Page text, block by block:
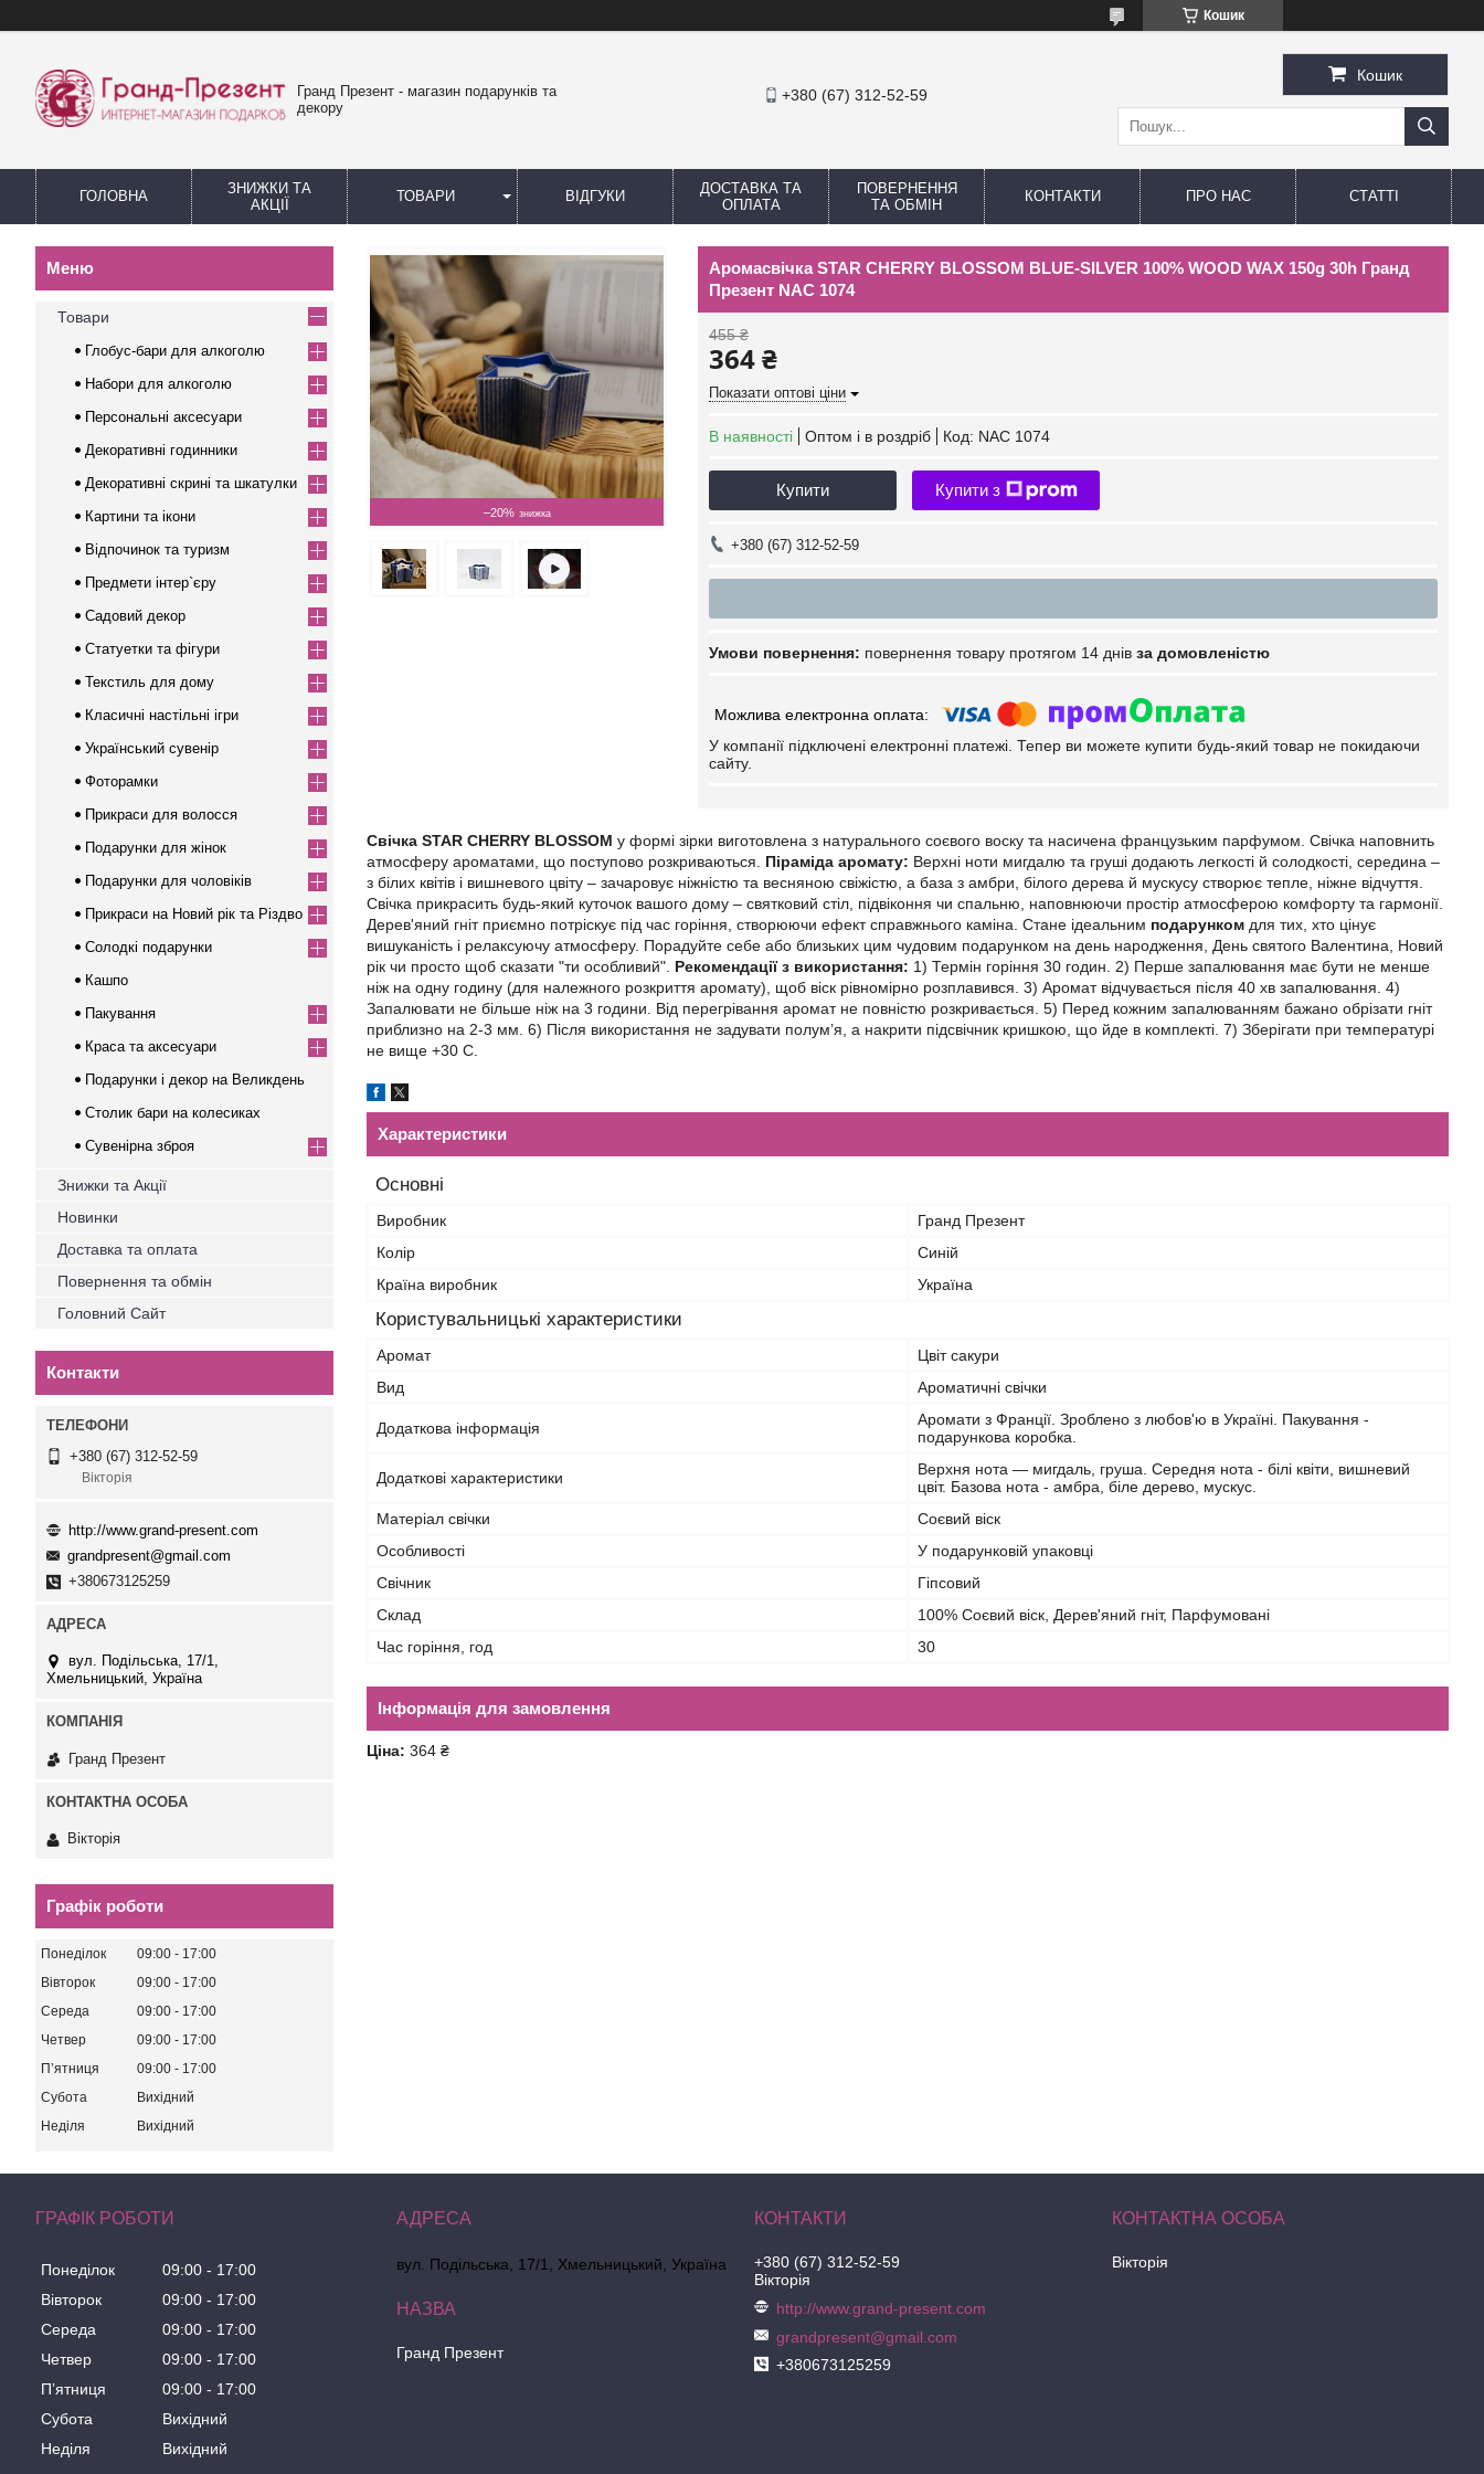
Кошик
Гранд Презент - магазин подарунків та
декору
+380 (67) 312-52-59
Кошик
ГОЛОВНА
ЗНИЖКИ ТА
АКЦІЇ
ТОВАРИ ВІДГУКИ
ДОСТАВКА ТА
ОПЛАТА
ПОВЕРНЕННЯ
ТА ОБМІН
КОНТАКТИ ПРО НАС СТАТТІ
–20%
Аромасвічка STAR CHERRY BLOSSOM BLUE-SILVER 100% WOOD WAX 150g 30h Гранд
Презент NAC 1074
455 ₴
364 ₴
Показати оптові ціни
В наявності Оптом і в роздріб Код: NAC 1074
Купити Купити з
+380 (67) 312-52-59
повернення товару протягом 14 днів за домовленістю
У компанії підключені електронні платежі. Тепер ви можете купити будь-який товар не покидаючи
сайту.
Свічка STAR CHERRY BLOSSOM у формі зірки виготовлена з натурального соєвого воску та насичена французьким парфумом. Свічка наповнить
атмосферу ароматами, що поступово розкриваються. Піраміда аромату: Верхні ноти мигдалю та груші додають легкості й солодкості, середина –
з білих квітів і вишневого цвіту – зачаровує ніжністю та весняною свіжістю, а база з амбри, білого дерева й мускусу створює тепле, ніжне відчуття.
Свічка прикрасить будь-який куточок вашого дому – святковий стіл, підвіконня чи спальню, наповнюючи простір атмосферою комфорту та гармонії.
Дерев'яний гніт приємно потріскує під час горіння, створюючи ефект справжнього каміна. Стане ідеальним подарунком для тих, хто цінує
вишуканість і релаксуючу атмосферу. Порадуйте себе або близьких цим чудовим подарунком на день народження, День святого Валентина, Новий
рік чи просто щоб сказати "ти особливий". Рекомендації з використання: 1) Термін горіння 30 годин. 2) Перше запалювання має бути не менше
ніж на одну годину (для належного розкриття аромату), щоб віск рівномірно розплавився. 3) Аромат відчувається після 40 хв запалювання. 4)
Запалювати не більше ніж на 3 години. Від перегрівання аромат не повністю розкривається. 5) Перед кожним запалюванням бажано обрізати гніт
приблизно на 2-3 мм. 6) Після використання не задувати полум’я, а накрити підсвічник кришкою, що йде в комплекті. 7) Зберігати при температурі
не вище +30 С.
Характеристики
Основні
Виробник
Гранд Презент
Колір
Синій
Країна виробник
Україна
Користувальницькі характеристики
Аромат
Цвіт сакури
Вид
Ароматичні свічки
Додаткова інформація
Аромати з Франції. Зроблено з любов'ю в Україні. Пакування -
подарункова коробка.
Додаткові характеристики
Верхня нота — мигдаль, груша. Середня нота - білі квіти, вишневий
цвіт. Базова нота - амбра, біле дерево, мускус.
Матеріал свічки
Соєвий віск
Особливості
У подарунковій упаковці
Свічник
Гіпсовий
Склад
100% Соєвий віск, Дерев'яний гніт, Парфумовані
Час горіння, год
30
Інформація для замовлення
Ціна: 364 ₴
Товари
Глобус-бари для алкоголю
Набори для алкоголю
Персональні аксесуари
Декоративні годинники
Декоративні скрині та шкатулки
Картини та ікони
Відпочинок та туризм
Предмети інтер`єру
Садовий декор
Статуетки та фігури
Текстиль для дому
Класичні настільні ігри
Український сувенір
Фоторамки
Прикраси для волосся
Подарунки для жінок
Подарунки для чоловіків
Прикраси на Новий рік та Різдво
Солодкі подарунки
Кашпо
Пакування
Краса та аксесуари
Подарунки і декор на Великдень
Столик бари на колесиках
Сувенірна зброя
Знижки та Акції
Новинки
Доставка та оплата
Повернення та обмін
Головний Сайт
Контакти
+380 (67) 312-52-59
Вікторія
http://www.grand-present.com
grandpresent@gmail.com
+380673125259
вул. Подільська, 17/1,
Хмельницький, Україна
Гранд Презент
Вікторія
Графік роботи
Понеділок 09:00
17:00
Вівторок
09:00
17:00
Середа
09:00
17:00
Четвер
09:00
17:00
Пʼятниця
09:00
17:00
Субота
Вихідний
Неділя
Вихідний
ГРАФІК РОБОТИ
Понеділок 09:00
17:00
Вівторок
09:00
17:00
Середа
09:00
17:00
Четвер
09:00
17:00
Пʼятниця
09:00
17:00
Субота
Вихідний
Неділя
Вихідний
вул. Подільська, 17/1, Хмельницький, Україна
Гранд Презент
+380 (67) 312-52-59
Вікторія
http://www.grand-present.com
grandpresent@gmail.com
+380673125259
Вікторія